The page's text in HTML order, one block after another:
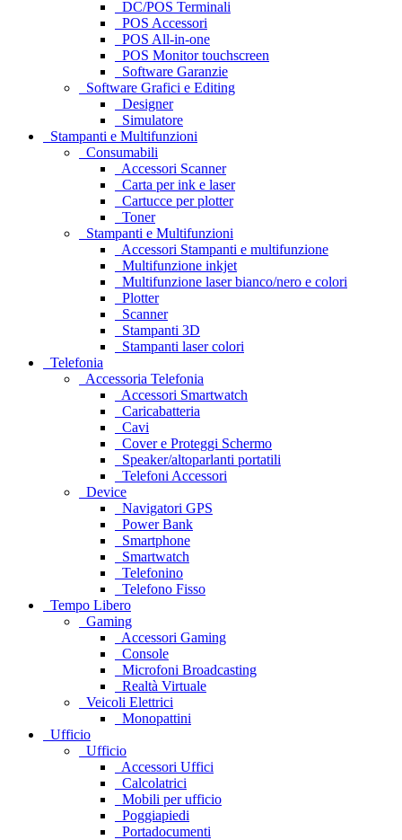
DC/POS Terminali
POS Accessori
POS All-in-one
POS Monitor touchscreen
Software Garanzie
Software Grafici e Editing
Designer
Simulatore
Stampanti e Multifunzioni
Consumabili
Accessori Scanner
Carta per ink e laser
Cartucce per plotter
Toner
Stampanti e Multifunzioni
Accessori Stampanti e multifunzione
Multifunzione inkjet
Multifunzione laser bianco/nero e colori
Plotter
Scanner
Stampanti 3D
Stampanti laser colori
Telefonia
Accessoria Telefonia
Accessori Smartwatch
Caricabatteria
Cavi
Cover e Proteggi Schermo
Speaker/altoparlanti portatili
Telefoni Accessori
Device
Navigatori GPS
Power Bank
Smartphone
Smartwatch
Telefonino
Telefono Fisso
Tempo Libero
Gaming
Accessori Gaming
Console
Microfoni Broadcasting
Realtà Virtuale
Veicoli Elettrici
Monopattini
Ufficio
Ufficio
Accessori Uffici
Calcolatrici
Mobili per ufficio
Poggiapiedi
Portadocumenti